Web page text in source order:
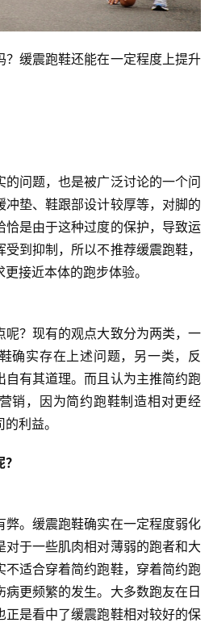
？缓震跑鞋还能在一定程度上提升
的问题，也是被广泛讨论的一个问
冲垫、鞋跟部设计较厚等，对脚的
恰是由于这种过度的保护，导致运
到抑制，所以不推荐缓震跑鞋，
接近本体的跑步体验。
呢？现有的观点大致分为两类，一
确实存在上述问题，另一类，反
自有其道理。而且认为主推简约跑
销，因为简约跑鞋制造相对更经
的利益。
弊。缓震跑鞋确实在一定程度弱化
对于一些肌肉相对薄弱的跑者和大
不适合穿着简约跑鞋，穿着简约跑
更频繁的发生。大多数跑友在日
正是看中了缓震跑鞋相对较好的保